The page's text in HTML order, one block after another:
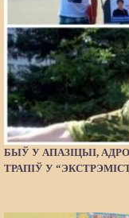
БЫЎ У АПАЗІЦЫІ,
ТРАПІЎ У